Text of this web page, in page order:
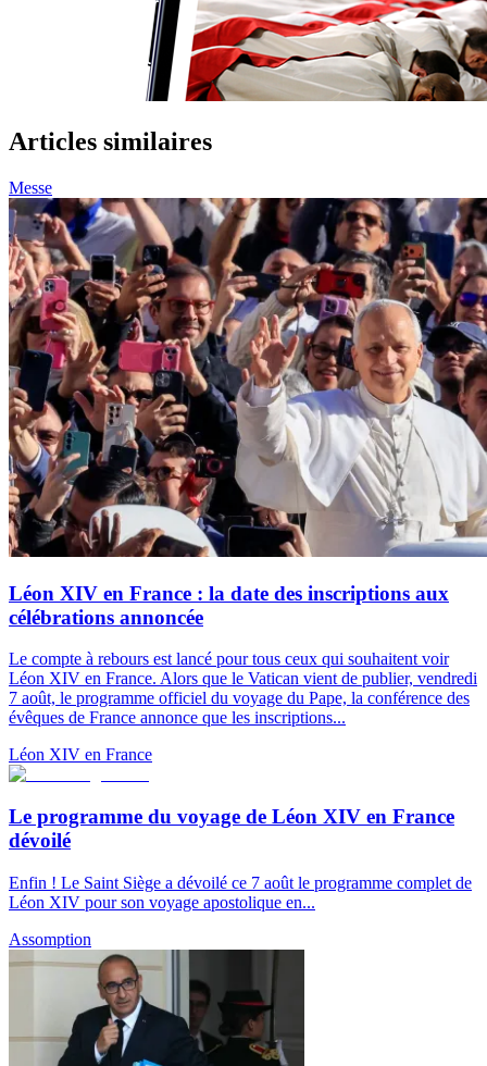
Articles similaires
Messe
Léon XIV en France : la date des inscriptions aux
célébrations annoncée
Le compte à rebours est lancé pour tous ceux qui souhaitent voir
Léon XIV en France. Alors que le Vatican vient de publier, vendredi
7 août, le programme officiel du voyage du Pape, la conférence des
évêques de France annonce que les inscriptions...
Léon XIV en France
Le programme du voyage de Léon XIV en France
dévoilé
Enfin ! Le Saint Siège a dévoilé ce 7 août le programme complet de
Léon XIV pour son voyage apostolique en...
Assomption